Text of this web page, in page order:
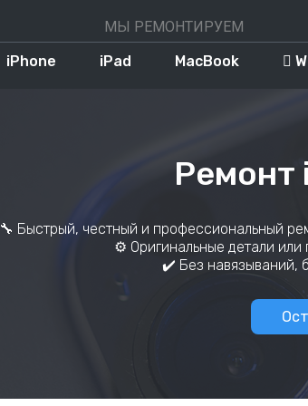
Как нас найти?
МЫ РЕМОНТИРУЕМ
iPhone iPad MacBook 
Ремонт
🔧 Быстрый, честный и профессиональный
⚙️ Оригинальные детали
✔️ Без навязываний,